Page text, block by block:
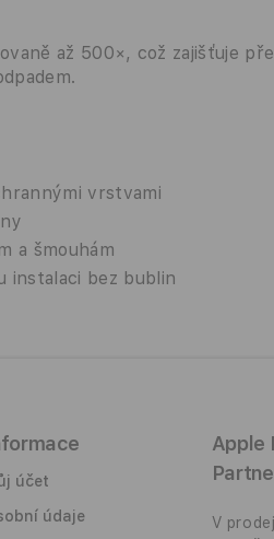
až 500×, což zajišťuje
vrstvami
a šmouhám
instalaci bez bublin
účet
údaje
Apple
V